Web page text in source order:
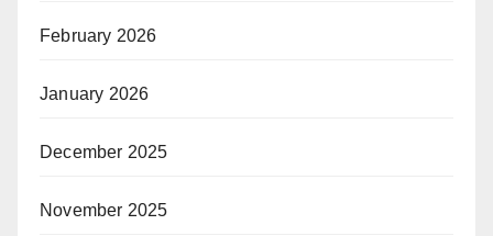
February 2026
January 2026
December 2025
November 2025